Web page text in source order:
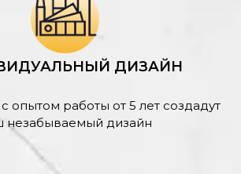
ДИЗАЙН
опытом работы от 5 лет создадут
незабываемый дизайн